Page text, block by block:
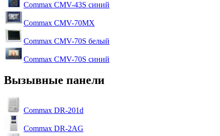
Commax CMV-43S синий
Commax CMV-70MX
Commax CMV-70S белый
Commax CMV-70S синий
Вызывные панели
Commax DR-201d
Commax DR-2AG